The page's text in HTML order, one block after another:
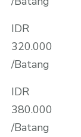
IDR
320.000
/Batang
IDR
380.000
/Batang